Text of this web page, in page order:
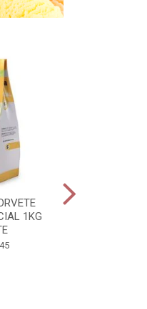
1KG